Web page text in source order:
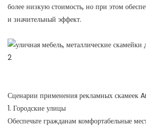
более низкую стоимость, но при этом
и значительный эффект.
Сценарии применения рекламных скамеек
1. Городские улицы
Обеспечьте гражданам комфортабельные